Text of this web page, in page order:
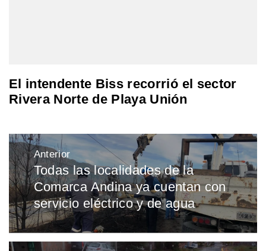
El intendente Biss recorrió el sector
Rivera Norte de Playa Unión
Navegación
de
entradas
Anterior
Entrada
anterior:
Todas las localidades de la
Comarca Andina ya cuentan con
servicio eléctrico y de agua